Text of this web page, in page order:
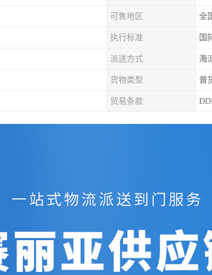
可售地区 全
执行标准 国
派送方式 海
货物类型 普
贸易条款